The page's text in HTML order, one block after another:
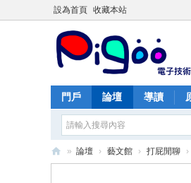
設為首頁 收藏本站
門戶 論壇 導讀
» 論壇 › 藝文館 › 打屁閒聊 ›